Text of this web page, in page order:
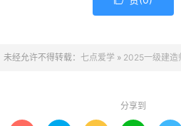
未经允许不得转载： 七点爱学 » 2025一级建造
分享到